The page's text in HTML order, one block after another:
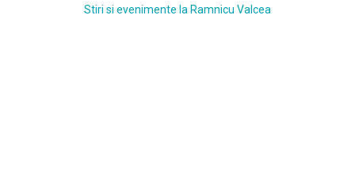
Stiri si evenimente la Ramnicu Valcea